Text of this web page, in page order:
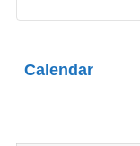
Calendar